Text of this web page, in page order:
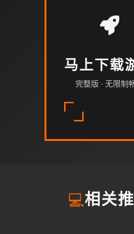
马上下载
完整版 · 无限制
💻相关